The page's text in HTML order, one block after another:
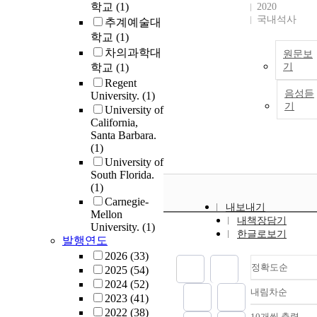
학교 (1)
추계예술대
학교 (1)
차의과학대
학교 (1)
Regent
University. (1)
University of
California,
Santa Barbara.
(1)
University of
South Florida.
(1)
Carnegie-
Mellon
University. (1)
발행연도
2026 (33)
2025 (54)
2024 (52)
2023 (41)
2022 (38)
2020
국내석사
원문보
기
음성듣
기
내보내기
내책장담기
한글로보기
정확도순
정확도
순
내림차순